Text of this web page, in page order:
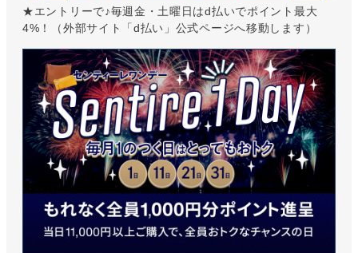
★エントリーで♪毎週金・土曜日はd払いでポイント最大
4%！（外部サイト「d払い」公式ページへ移動します）